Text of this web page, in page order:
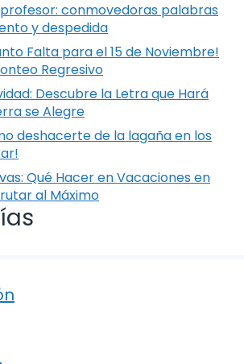
conmovedoras palabras
y despedida
Falta para el 15 de Noviembre!
Regresivo
Descubre la Letra que Hará
se Alegre
deshacerte de la lagaña en los
Qué Hacer en Vacaciones en
al Máximo